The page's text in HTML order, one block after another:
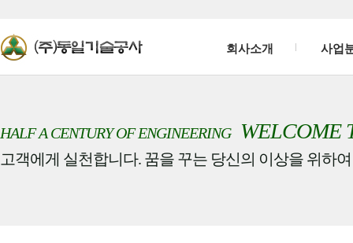
회사소개 사업
HALF A CENTURY OF ENGINEERINGWELCOME
고객에게 실천합니다. 꿈을 꾸는 당신의 이상을 위하